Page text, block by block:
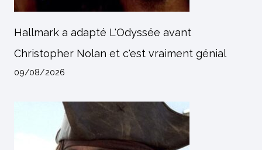
Hallmark a adapté L'Odyssée avant
Christopher Nolan et c'est vraiment génial
09/08/2026